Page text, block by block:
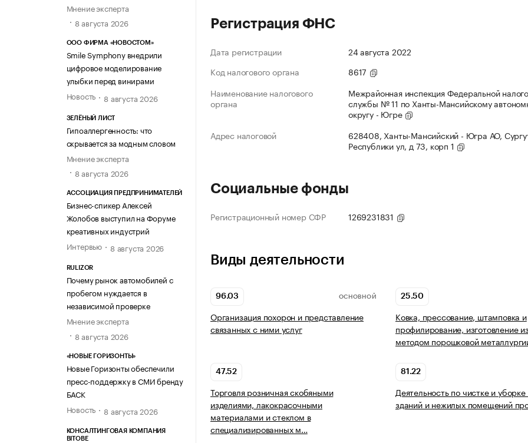
Мнение эксперта
8 августа 2026
ООО ФИРМА «НОВОСТОМ»
Smile Symphony внедрили
цифровое моделирование
улыбки перед винирами
Новость
8 августа 2026
ЗЕЛЁНЫЙ ЛИСТ
Гипоаллергенность: что
скрывается за модным словом
Мнение эксперта
8 августа 2026
АССОЦИАЦИЯ ПРЕДПРИНИМАТЕЛЕЙ
Бизнес-спикер Алексей
Жолобов выступил на Форуме
креативных индустрий
Интервью
8 августа 2026
RULIZOR
Почему рынок автомобилей с
пробегом нуждается в
независимой проверке
Мнение эксперта
8 августа 2026
«НОВЫЕ ГОРИЗОНТЫ»
Новые Горизонты обеспечили
пресс-поддержку в СМИ бренду
БАСК
Новость
8 августа 2026
КОНСАЛТИНГОВАЯ КОМПАНИЯ
BITOBE
Регистрация ФНС
Дата регистрации
24 августа 2022
Код налогового органа
8617
Наименование налогового
органа
Межрайонная инспекция Федеральной
службы № 11 по Ханты-Мансийскому
округу - Югре
Адрес налоговой
628408, Ханты-Мансийский - Югра АО,
Республики ул, д 73, корп 1
Социальные фонды
Регистрационный номер СФР 1269231831
Виды деятельности
96.03 ОСНОВНОЙ
Организация похорон и представление
связанных с ними услуг
25.50
Ковка, прессование, штамповка и
профилирование, изготовление
методом порошковой
47.52
Торговля розничная скобяными
изделиями, лакокрасочными
материалами и стеклом в
специализированных м…
81.22
Деятельность по чистке и
зданий и нежилых помещений